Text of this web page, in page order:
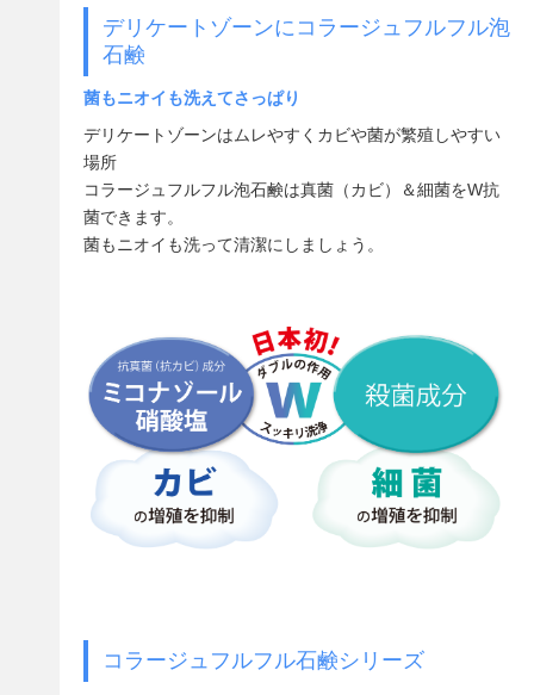
デリケートゾーンにコラージュフルフル泡
石鹸
菌もニオイも洗えてさっぱり
デリケートゾーンはムレやすくカビや菌が繁殖しやすい
場所
コラージュフルフル泡石鹸は真菌（カビ）＆細菌をW抗
菌できます。
菌もニオイも洗って清潔にしましょう。
コラージュフルフル石鹸シリーズ